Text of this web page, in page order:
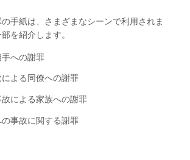
手紙は、さまざまなシーンで利用されま
を紹介します。
への謝罪
よる同僚への謝罪
による家族への謝罪
事故に関する謝罪